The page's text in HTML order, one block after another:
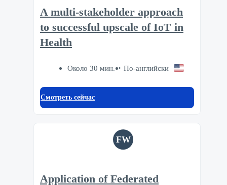
A multi-stakeholder approach
to successful upscale of IoT in
Health
Около 30 мин. По-английски
Смотреть сейчас
FW
Application of Federated